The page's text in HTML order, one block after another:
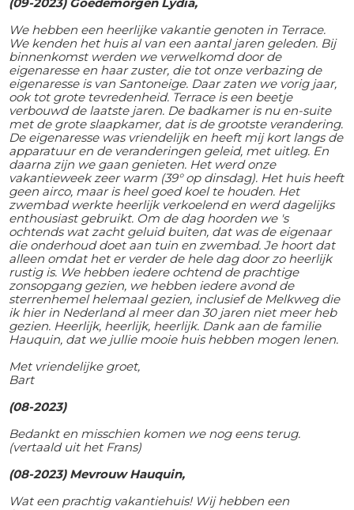
We hebben een heerlijke vakantie genoten in Terrace.
We kenden het huis al van een aantal jaren geleden. Bij
binnenkomst werden we verwelkomd door de
eigenaresse en haar zuster, die tot onze verbazing de
eigenaresse is van Santoneige. Daar zaten we vorig jaar,
ook tot grote tevredenheid. Terrace is een beetje
verbouwd de laatste jaren. De badkamer is nu en-suite
met de grote slaapkamer, dat is de grootste verandering.
De eigenaresse was vriendelijk en heeft mij kort langs de
apparatuur en de veranderingen geleid, met uitleg. En
daarna zijn we gaan genieten. Het werd onze
vakantieweek zeer warm (39° op dinsdag). Het huis heeft
geen airco, maar is heel goed koel te houden. Het
zwembad werkte heerlijk verkoelend en werd dagelijks
enthousiast gebruikt. Om de dag hoorden we 's
ochtends wat zacht geluid buiten, dat was de eigenaar
die onderhoud doet aan tuin en zwembad. Je hoort dat
alleen omdat het er verder de hele dag door zo heerlijk
rustig is. We hebben iedere ochtend de prachtige
zonsopgang gezien, we hebben iedere avond de
sterrenhemel helemaal gezien, inclusief de Melkweg die
ik hier in Nederland al meer dan 30 jaren niet meer heb
gezien. Heerlijk, heerlijk, heerlijk. Dank aan de familie
Hauquin, dat we jullie mooie huis hebben mogen lenen.
Met vriendelijke groet,
Bart
(08-2023)
Bedankt en misschien komen we nog eens terug.
(vertaald uit het Frans)
(08-2023) Mevrouw Hauquin,
Wat een prachtig vakantiehuis! Wij hebben een